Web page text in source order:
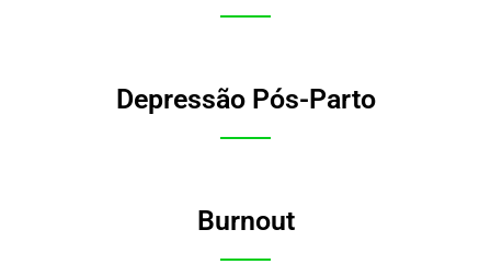
Depressão Pós-Parto
Burnout